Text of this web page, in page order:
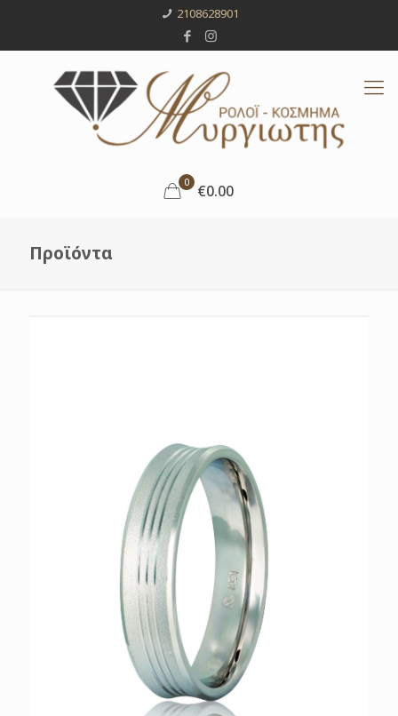
2108628901
0 €0.00
Προϊόντα